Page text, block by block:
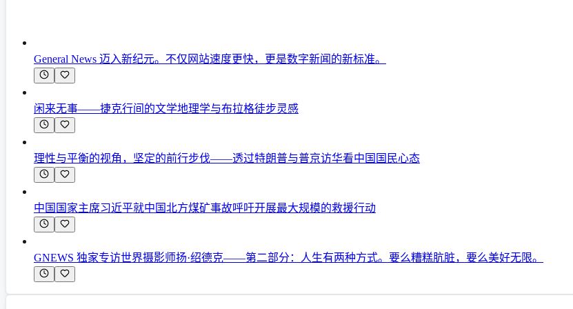
General News 迈入新纪元。不仅网站速度更快，更是数字新闻的新标准。
闲来无事——捷克行间的文学地理学与布拉格徒步灵感
理性与平衡的视角，坚定的前行步伐——透过特朗普与普京访华看中国国民心态
中国国家主席习近平就中国北方煤矿事故呼吁开展最大规模的救援行动
GNEWS 独家专访世界摄影师扬·绍德克——第二部分：人生有两种方式。要么糟糕肮脏，要么美好无限。